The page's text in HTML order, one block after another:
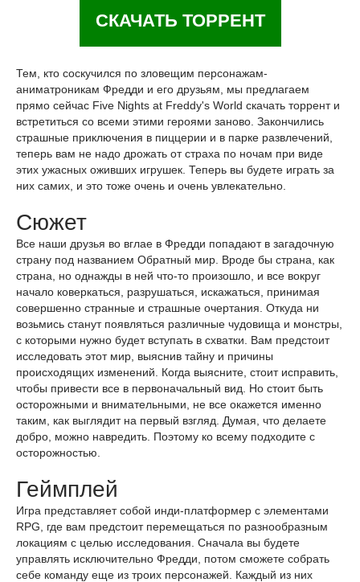
СКАЧАТЬ ТОРРЕНТ
Тем, кто соскучился по зловещим персонажам-
аниматроникам Фредди и его друзьям, мы предлагаем
прямо сейчас Five Nights at Freddy's World скачать торрент и
встретиться со всеми этими героями заново. Закончились
страшные приключения в пиццерии и в парке развлечений,
теперь вам не надо дрожать от страха по ночам при виде
этих ужасных оживших игрушек. Теперь вы будете играть за
них самих, и это тоже очень и очень увлекательно.
Сюжет
Все наши друзья во вглае в Фредди попадают в загадочную
страну под названием Обратный мир. Вроде бы страна, как
страна, но однажды в ней что-то произошло, и все вокруг
начало коверкаться, разрушаться, искажаться, принимая
совершенно странные и страшные очертания. Откуда ни
возьмись станут появляться различные чудовища и монстры,
с которыми нужно будет вступать в схватки. Вам предстоит
исследовать этот мир, выяснив тайну и причины
происходящих изменений. Когда выясните, стоит исправить,
чтобы привести все в первоначальный вид. Но стоит быть
осторожными и внимательными, не все окажется именно
таким, как выглядит на первый взгляд. Думая, что делаете
добро, можно навредить. Поэтому ко всему подходите с
осторожностью.
Геймплей
Игра представляет собой инди-платформер с элементами
RPG, где вам предстоит перемещаться по разнообразным
локациям с целью исследования. Сначала вы будете
управлять исключительно Фредди, потом сможете собрать
себе команду еще из троих персонажей. Каждый из них